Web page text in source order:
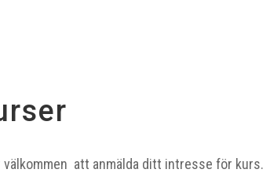
välkommen att anmälda ditt intresse för kurs.